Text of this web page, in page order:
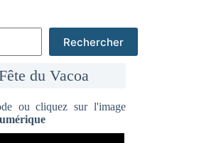
Rechercher
du Vacoa
ou cliquez sur l'image